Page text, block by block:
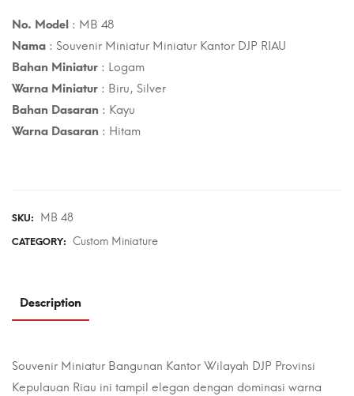
No. Model : MB 48
Nama : Souvenir Miniatur Miniatur Kantor DJP RIAU
Bahan Miniatur : Logam
Warna Miniatur : Biru, Silver
Bahan Dasaran : Kayu
Warna Dasaran : Hitam
SKU: MB 48
CATEGORY: Custom Miniature
Description
Souvenir Miniatur Bangunan Kantor Wilayah DJP Provinsi
Kepulauan Riau ini tampil elegan dengan dominasi warna